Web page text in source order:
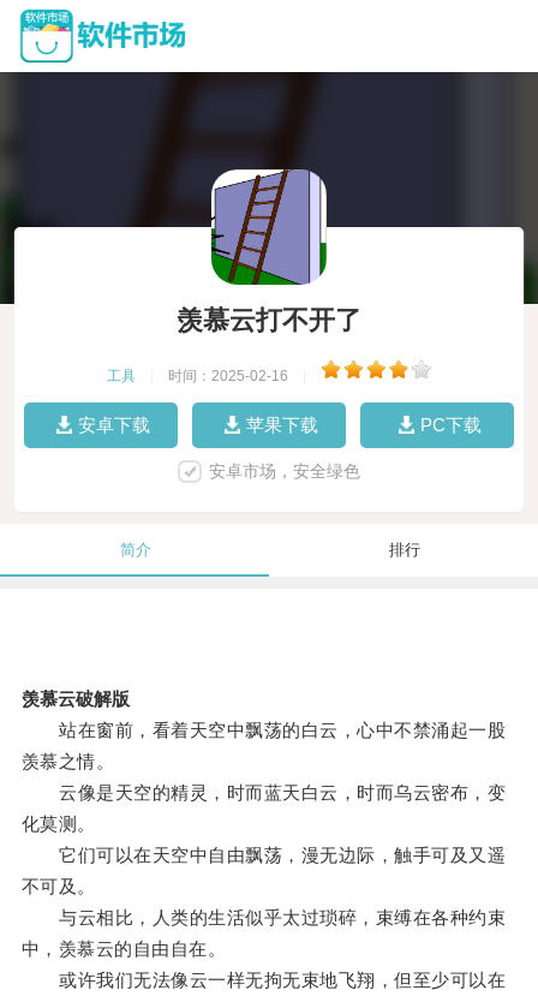
羡慕云打不开了
工具 时间：2025-02-16
安卓下载 苹果下载 PC下载
安卓市场，安全绿色
简介 排行
羡慕云破解版
站在窗前，看着天空中飘荡的白云，心中不禁涌起一股
羡慕之情。
云像是天空的精灵，时而蓝天白云，时而乌云密布，变
化莫测。
它们可以在天空中自由飘荡，漫无边际，触手可及又遥
不可及。
与云相比，人类的生活似乎太过琐碎，束缚在各种约束
中，羡慕云的自由自在。
或许我们无法像云一样无拘无束地飞翔，但至少可以在